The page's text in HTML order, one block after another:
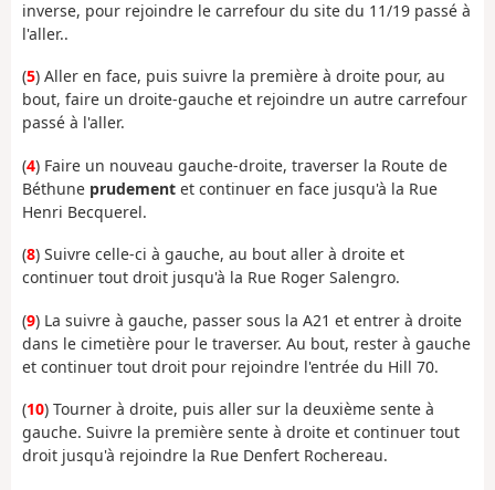
inverse, pour rejoindre le carrefour du site du 11/19 passé à
l'aller..
(5) Aller en face, puis suivre la première à droite pour, au
bout, faire un droite-gauche et rejoindre un autre carrefour
passé à l'aller.
(4) Faire un nouveau gauche-droite, traverser la Route de
Béthune prudement et continuer en face jusqu'à la Rue
Henri Becquerel.
(8) Suivre celle-ci à gauche, au bout aller à droite et
continuer tout droit jusqu'à la Rue Roger Salengro.
(9) La suivre à gauche, passer sous la A21 et entrer à droite
dans le cimetière pour le traverser. Au bout, rester à gauche
et continuer tout droit pour rejoindre l'entrée du Hill 70.
(10) Tourner à droite, puis aller sur la deuxième sente à
gauche. Suivre la première sente à droite et continuer tout
droit jusqu'à rejoindre la Rue Denfert Rochereau.